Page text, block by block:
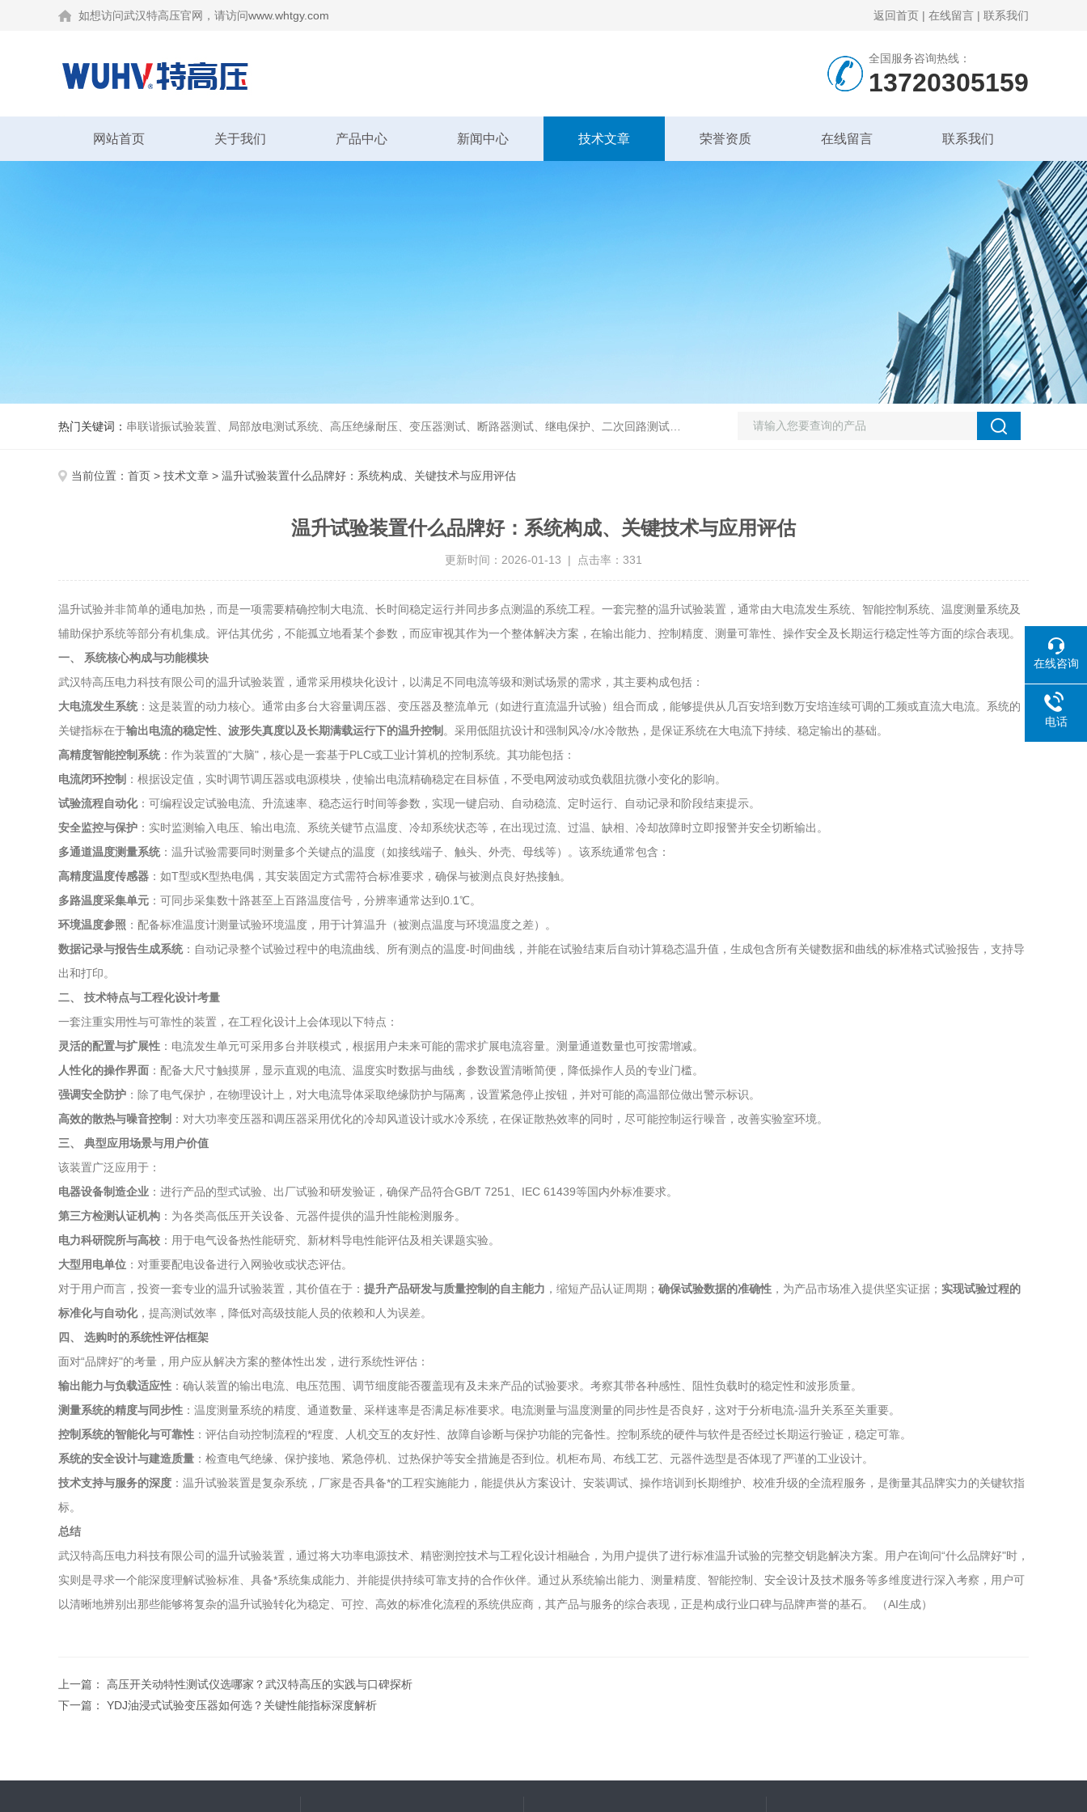
如想访问武汉特高压官网，请访问www.whtgy.com 返回首页 | 在线留言 | 联系我们
全国服务咨询热线：
13720305159
网站首页 关于我们 产品中心 新闻中心 技术文章 荣誉资质 在线留言 联系我们
热门关键词： 串联谐振试验装置、局部放电测试系统、高压绝缘耐压、变压器测试、断路器测试、继电保护、二次回路测试、电
当前位置： 首页 > 技术文章 > 温升试验装置什么品牌好：系统构成、关键技术与应用评估
温升试验装置什么品牌好：系统构成、关键技术与应用评估
更新时间：2026-01-13 | 点击率：331
温升试验并非简单的通电加热，而是一项需要精确控制大电流、长时间稳定运行并同步多点测温的系统工程。一套完整的温升试验装置，通常由大电流发生系统、智能控制系统、温度测量系统及
辅助保护系统等部分有机集成。评估其优劣，不能孤立地看某个参数，而应审视其作为一个整体解决方案，在输出能力、控制精度、测量可靠性、操作安全及长期运行稳定性等方面的综合表现。
一、 系统核心构成与功能模块
武汉特高压电力科技有限公司的温升试验装置，通常采用模块化设计，以满足不同电流等级和测试场景的需求，其主要构成包括：
大电流发生系统：这是装置的动力核心。通常由多台大容量调压器、变压器及整流单元（如进行直流温升试验）组合而成，能够提供从几百安培到数万安培连续可调的工频或直流大电流。系统的
关键指标在于输出电流的稳定性、波形失真度以及长期满载运行下的温升控制 。采用低阻抗设计和强制风冷/水冷散热，是保证系统在大电流下持续、稳定输出的基础。
高精度智能控制系统：作为装置的“大脑"，核心是一套基于PLC或工业计算机的控制系统。其功能包括：
电流闭环控制 ：根据设定值，实时调节调压器或电源模块，使输出电流精确稳定在目标值，不受电网波动或负载阻抗微小变化的影响。
试验流程自动化：可编程设定试验电流、升流速率、稳态运行时间等参数，实现一键启动、自动稳流、定时运行、自动记录和阶段结束提示。
安全监控与保护 ：实时监测输入电压、输出电流、系统关键节点温度、冷却系统状态等，在出现过流、过温、缺相、冷却故障时立即报警并安全切断输出。
多通道温度测量系统：温升试验需要同时测量多个关键点的温度（如接线端子、触头、外壳、母线等）。该系统通常包含：
高精度温度传感器 ：如T型或K型热电偶，其安装固定方式需符合标准要求，确保与被测点良好热接触。
多路温度采集单元 ：可同步采集数十路甚至上百路温度信号，分辨率通常达到0.1℃。
环境温度参照 ：配备标准温度计测量试验环境温度，用于计算温升（被测点温度与环境温度之差）。
数据记录与报告生成系统：自动记录整个试验过程中的电流曲线、所有测点的温度-时间曲线，并能在试验结束后自动计算稳态温升值，生成包含所有关键数据和曲线的标准格式试验报告，支持导
出和打印。
二、 技术特点与工程化设计考量
一套注重实用性与可靠性的装置，在工程化设计上会体现以下特点：
灵活的配置与扩展性 ：电流发生单元可采用多台并联模式，根据用户未来可能的需求扩展电流容量。测量通道数量也可按需增减。
人性化的操作界面 ：配备大尺寸触摸屏，显示直观的电流、温度实时数据与曲线，参数设置清晰简便，降低操作人员的专业门槛。
强调安全防护 ：除了电气保护，在物理设计上，对大电流导体采取绝缘防护与隔离，设置紧急停止按钮，并对可能的高温部位做出警示标识。
高效的散热与噪音控制 ：对大功率变压器和调压器采用优化的冷却风道设计或水冷系统，在保证散热效率的同时，尽可能控制运行噪音，改善实验室环境。
三、 典型应用场景与用户价值
该装置广泛应用于：
电器设备制造企业 ：进行产品的型式试验、出厂试验和研发验证，确保产品符合GB/T 7251、IEC 61439等国内外标准要求。
第三方检测认证机构 ：为各类高低压开关设备、元器件提供的温升性能检测服务。
电力科研院所与高校 ：用于电气设备热性能研究、新材料导电性能评估及相关课题实验。
大型用电单位 ：对重要配电设备进行入网验收或状态评估。
对于用户而言，投资一套专业的温升试验装置，其价值在于： 提升产品研发与质量控制的自主能力 ，缩短产品认证周期； 确保试验数据的准确性 ，为产品市场准入提供坚实证据； 实现试验过程的
标准化与自动化，提高测试效率，降低对高级技能人员的依赖和人为误差。
四、 选购时的系统性评估框架
面对“品牌好"的考量，用户应从解决方案的整体性出发，进行系统性评估：
输出能力与负载适应性 ：确认装置的输出电流、电压范围、调节细度能否覆盖现有及未来产品的试验要求。考察其带各种感性、阻性负载时的稳定性和波形质量。
测量系统的精度与同步性 ：温度测量系统的精度、通道数量、采样速率是否满足标准要求。电流测量与温度测量的同步性是否良好，这对于分析电流-温升关系至关重要。
控制系统的智能化与可靠性 ：评估自动控制流程的*程度、人机交互的友好性、故障自诊断与保护功能的完备性。控制系统的硬件与软件是否经过长期运行验证，稳定可靠。
系统的安全设计与建造质量 ：检查电气绝缘、保护接地、紧急停机、过热保护等安全措施是否到位。机柜布局、布线工艺、元器件选型是否体现了严谨的工业设计。
技术支持与服务的深度 ：温升试验装置是复杂系统，厂家是否具备*的工程实施能力，能提供从方案设计、安装调试、操作培训到长期维护、校准升级的全流程服务，是衡量其品牌实力的关键软指
标。
总结
武汉特高压电力科技有限公司的温升试验装置，通过将大功率电源技术、精密测控技术与工程化设计相融合，为用户提供了进行标准温升试验的完整交钥匙解决方案。用户在询问“什么品牌好"时，
实则是寻求一个能深度理解试验标准、具备*系统集成能力、并能提供持续可靠支持的合作伙伴。通过从系统输出能力、测量精度、智能控制、安全设计及技术服务等多维度进行深入考察，用户可
以清晰地辨别出那些能够将复杂的温升试验转化为稳定、可控、高效的标准化流程的系统供应商，其产品与服务的综合表现，正是构成行业口碑与品牌声誉的基石。 （AI生成）
上一篇： 高压开关动特性测试仪选哪家？武汉特高压的实践与口碑探析
下一篇： YDJ油浸式试验变压器如何选？关键性能指标深度解析
在线咨询
电话